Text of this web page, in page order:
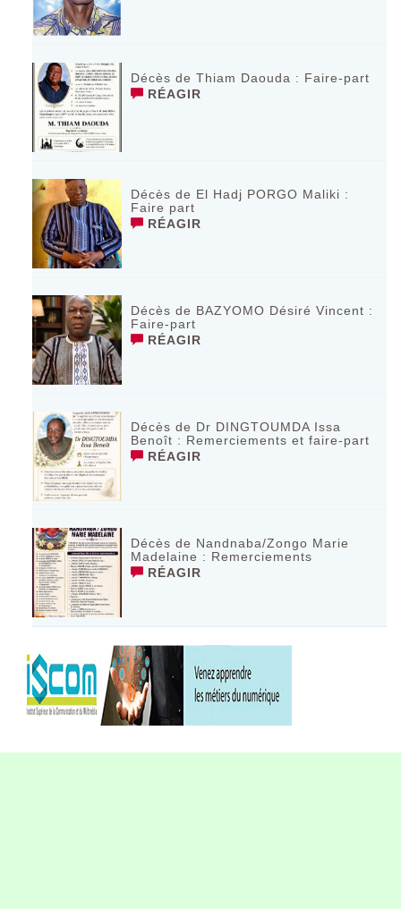
Décès de Thiam Daouda : Faire-part
RÉAGIR
Décès de El Hadj PORGO Maliki :
Faire part
RÉAGIR
Décès de BAZYOMO Désiré Vincent :
Faire-part
RÉAGIR
Décès de Dr DINGTOUMDA Issa
Benoît : Remerciements et faire-part
RÉAGIR
Décès de Nandnaba/Zongo Marie
Madelaine : Remerciements
RÉAGIR